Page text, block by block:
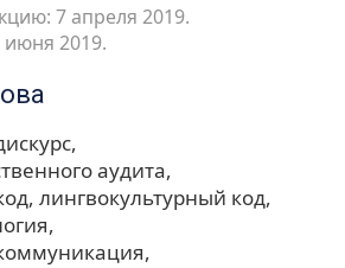
7 апреля 2019.
2019.
аудита
лингвокультурный код